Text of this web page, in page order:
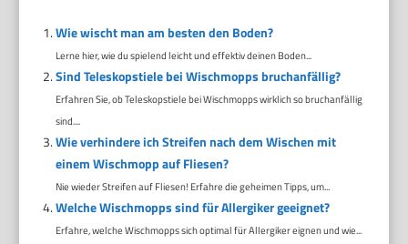
Wie wischt man am besten den Boden?
Lerne hier, wie du spielend leicht und effektiv deinen Boden...
Sind Teleskopstiele bei Wischmopps bruchanfällig?
Erfahren Sie, ob Teleskopstiele bei Wischmopps wirklich so bruchanfällig
sind....
Wie verhindere ich Streifen nach dem Wischen mit
einem Wischmopp auf Fliesen?
Nie wieder Streifen auf Fliesen! Erfahre die geheimen Tipps, um...
Welche Wischmopps sind für Allergiker geeignet?
Erfahre, welche Wischmopps sich optimal für Allergiker eignen und wie...